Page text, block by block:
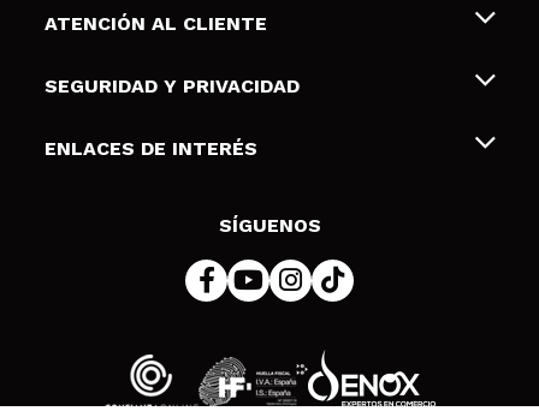
Sobre nosotros
Tarjetas de Regalo
ATENCIÓN AL CLIENTE
Envíos y devoluciones
Formas de pago
SEGURIDAD Y PRIVACIDAD
Terminos y condiciones de uso
Política de cookies
ENLACES DE INTERÉS
SÍGUENOS